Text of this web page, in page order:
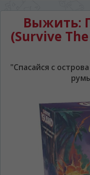
Выжить:
(Survive
"Спасайся с